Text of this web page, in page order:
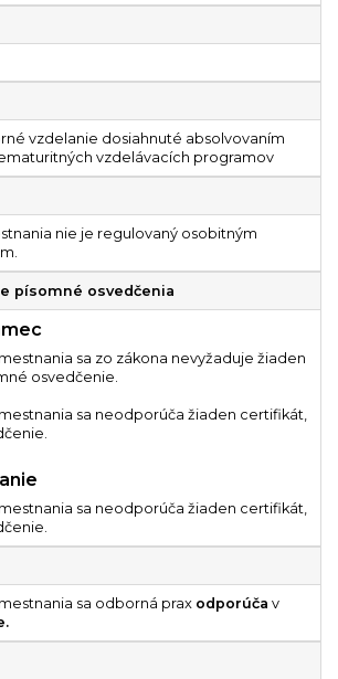
vzdelanie dosiahnuté absolvovaním
vzdelávacích programov
nie je regulovaný osobitným
písomné osvedčenia
sa zo zákona nevyžaduje žiaden
osvedčenie.
sa neodporúča žiaden certifikát,
sa neodporúča žiaden certifikát,
sa odborná prax odporúča v